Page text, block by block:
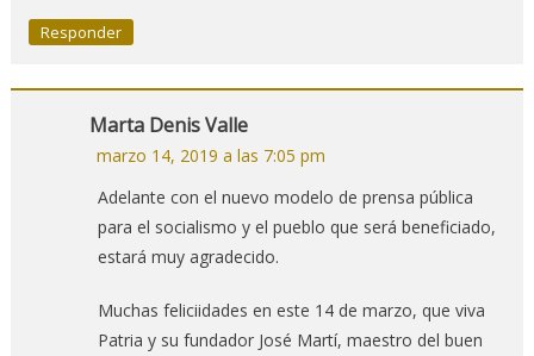
Responder
Marta Denis Valle
marzo 14, 2019 a las 7:05 pm
Adelante con el nuevo modelo de prensa pública
para el socialismo y el pueblo que será beneficiado,
estará muy agradecido.
Muchas feliciidades en este 14 de marzo, que viva
Patria y su fundador José Martí, maestro del buen